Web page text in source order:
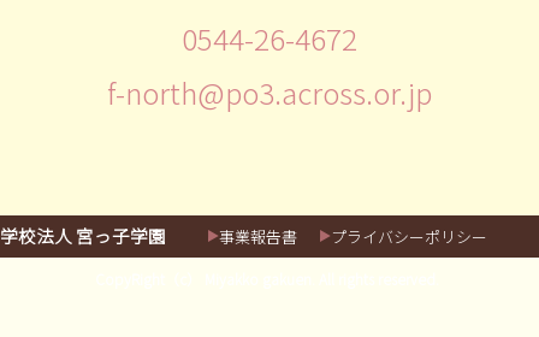
0544-26-4672
f-north@po3.across.or.jp
学校法人 宮っ子学園 事業報告書 プライバシーポリシー